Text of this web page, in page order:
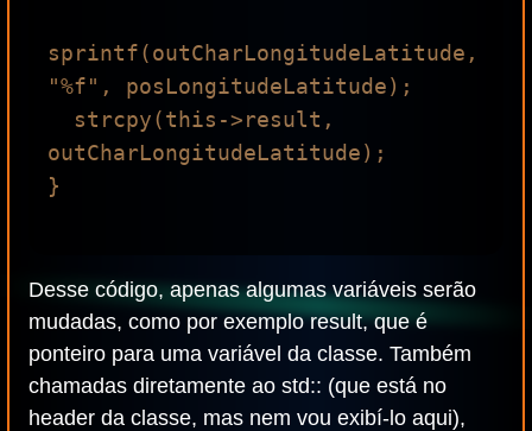
sprintf(outCharLongitudeLatitude,
"%f", posLongitudeLatitude);
outCharLongitudeLatitude);
}
Desse código, apenas algumas variáveis serão
mudadas, como por exemplo result, que é
ponteiro para uma variável da classe. Também
chamadas diretamente ao std:: (que está no
header da classe, mas nem vou exibí-lo aqui),